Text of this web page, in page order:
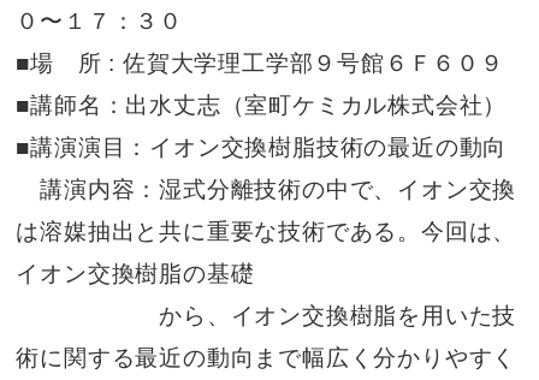
０〜１７：３０
■場 所 : 佐賀大学理工学部９号館６Ｆ６０９
■講師名：出水丈志（室町ケミカル株式会社）
■講演演目：イオン交換樹脂技術の最近の動向
講演内容：湿式分離技術の中で、イオン交換
は溶媒抽出と共に重要な技術である。今回は、
イオン交換樹脂の基礎
から、イオン交換樹脂を用いた技
術に関する最近の動向まで幅広く分かりやすく